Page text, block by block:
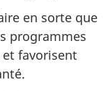
en sorte que
programmes
favorisent